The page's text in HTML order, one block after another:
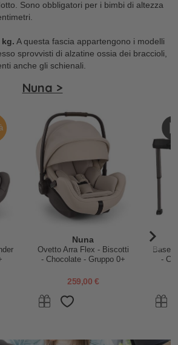
Sono obbligatori per i bimbi di altezza
kg. A questa fascia appartengono i modelli
sprovvisti di alzatine ossia dei braccioli,
anche gli schienali.
Nuna >
Nuna
Ovetto Arra Flex - Biscotti
- Chocolate - Gruppo 0+
259,00 €
Base
-